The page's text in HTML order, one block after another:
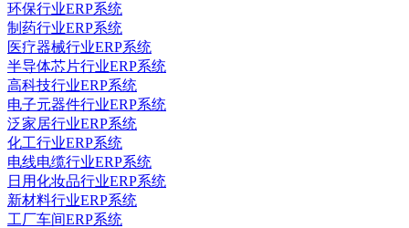
环保行业ERP系统
制药行业ERP系统
医疗器械行业ERP系统
半导体芯片行业ERP系统
高科技行业ERP系统
电子元器件行业ERP系统
泛家居行业ERP系统
化工行业ERP系统
电线电缆行业ERP系统
日用化妆品行业ERP系统
新材料行业ERP系统
工厂车间ERP系统